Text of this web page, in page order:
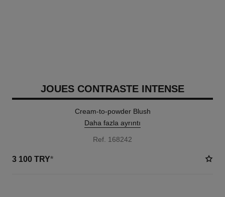
JOUES CONTRASTE INTENSE
Cream-to-powder Blush
Daha fazla ayrıntı
Ref. 168242
3 100 TRY*